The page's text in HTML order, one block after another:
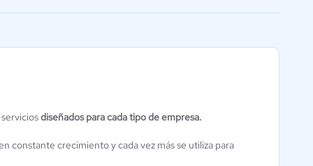
EventCreate
Aún sin
DeployBot
Aún sin
calificación
diseñados para cada tipo de empresa.
constante crecimiento y cada vez más se utiliza para